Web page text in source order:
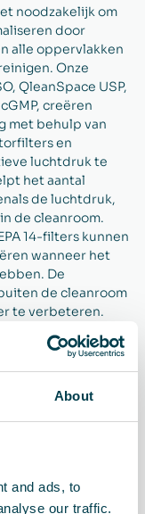
About
and ads, to
our traffic.
noodzakelijk om
door
alle oppervlakken
Onze
QleanSpace USP,
creëren
met behulp van
en
luchtdruk te
het aantal
de luchtdruk,
de cleanroom.
14-filters kunnen
wanneer het
De
de cleanroom
te verbeteren.